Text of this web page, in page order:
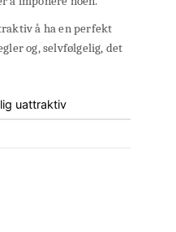
å ha en perfekt
og, selvfølgelig, det
uattraktiv